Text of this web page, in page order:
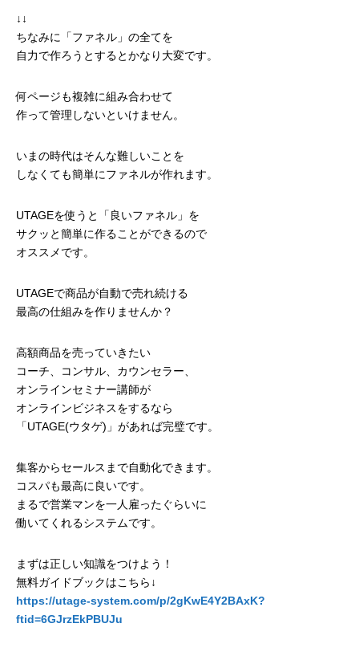
↓↓
ちなみに「ファネル」の全てを
自力で作ろうとするとかなり大変です。
何ページも複雑に組み合わせて
作って管理しないといけません。
いまの時代はそんな難しいことを
しなくても簡単にファネルが作れます。
UTAGEを使うと「良いファネル」を
サクッと簡単に作ることができるので
オススメです。
UTAGEで商品が自動で売れ続ける
最高の仕組みを作りませんか？
高額商品を売っていきたい
コーチ、コンサル、カウンセラー、
オンラインセミナー講師が
オンラインビジネスをするなら
「UTAGE(ウタゲ)」があれば完璧です。
集客からセールスまで自動化できます。
コスパも最高に良いです。
まるで営業マンを一人雇ったぐらいに
働いてくれるシステムです。
まずは正しい知識をつけよう！
無料ガイドブックはこちら↓
https://utage-system.com/p/2gKwE4Y2BAxK?
ftid=6GJrzEkPBUJu